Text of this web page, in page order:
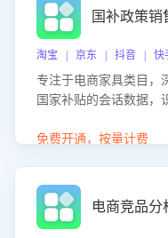
国补政策
淘宝 | 京东 | 抖音 | 快
专注于电商家具类目，
国家补贴的会话数据，
化策略，助力商家利用
免费开通，按量计费
电商竞品